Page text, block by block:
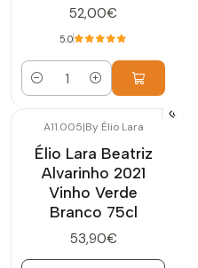
52,00€
5.0
Cantidad
A11.005|By Élio Lara
Élio Lara Beatriz
Alvarinho 2021
Vinho Verde
Branco 75cl
53,90€